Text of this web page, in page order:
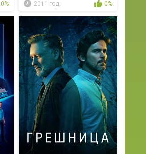
0% 2011 год 0%